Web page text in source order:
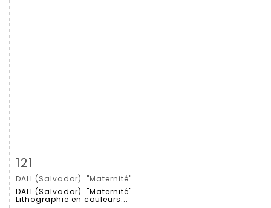
Gedetailleerde
121
DALI (Salvador). "Maternité"....
DALI (Salvador). "Maternité".
Lithographie en couleurs...